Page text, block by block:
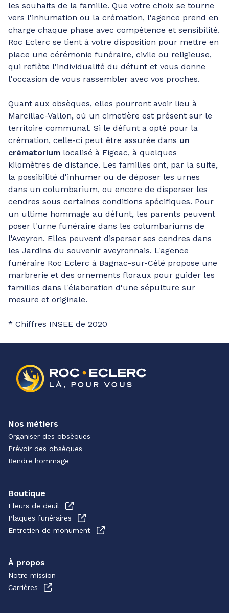
les souhaits de la famille. Que votre choix se tourne
vers l'inhumation ou la crémation, l'agence prend en
charge chaque phase avec compétence et sensibilité.
Roc Eclerc se tient à votre disposition pour mettre en
place une cérémonie funéraire, civile ou religieuse,
qui reflète l'individualité du défunt et vous donne
l'occasion de vous rassembler avec vos proches.
Quant aux obsèques, elles pourront avoir lieu à
Marcillac-Vallon, où un cimetière est présent sur le
territoire communal. Si le défunt a opté pour la
crémation, celle-ci peut être assurée dans un
crématorium localisé à Figeac, à quelques
kilomètres de distance. Les familles ont, par la suite,
la possibilité d'inhumer ou de déposer les urnes
dans un columbarium, ou encore de disperser les
cendres sous certaines conditions spécifiques. Pour
un ultime hommage au défunt, les parents peuvent
poser l'urne funéraire dans les columbariums de
l'Aveyron. Elles peuvent disperser ses cendres dans
les Jardins du souvenir aveyronnais. L'agence
funéraire Roc Eclerc à Bagnac-sur-Célé propose une
marbrerie et des ornements floraux pour guider les
familles dans l'élaboration d'une sépulture sur
mesure et originale.
* Chiffres INSEE de 2020
Nos métiers
Organiser des obsèques
Prévoir des obsèques
Rendre hommage
Boutique
Fleurs de deuil
Plaques funéraires
Entretien de monument
À propos
Notre mission
Carrières